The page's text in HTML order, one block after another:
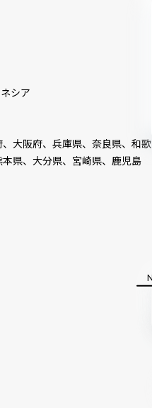
シア
大阪府、兵庫県、奈良県、和歌
県、大分県、宮崎県、鹿児島